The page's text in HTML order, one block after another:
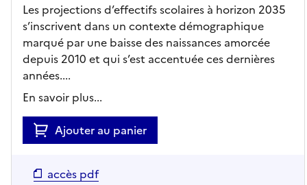
Les projections d’effectifs scolaires à horizon 2035
s’inscrivent dans un contexte démographique
marqué par une baisse des naissances amorcée
depuis 2010 et qui s’est accentuée ces dernières
années....
En savoir plus...
Ajouter au panier
accès pdf